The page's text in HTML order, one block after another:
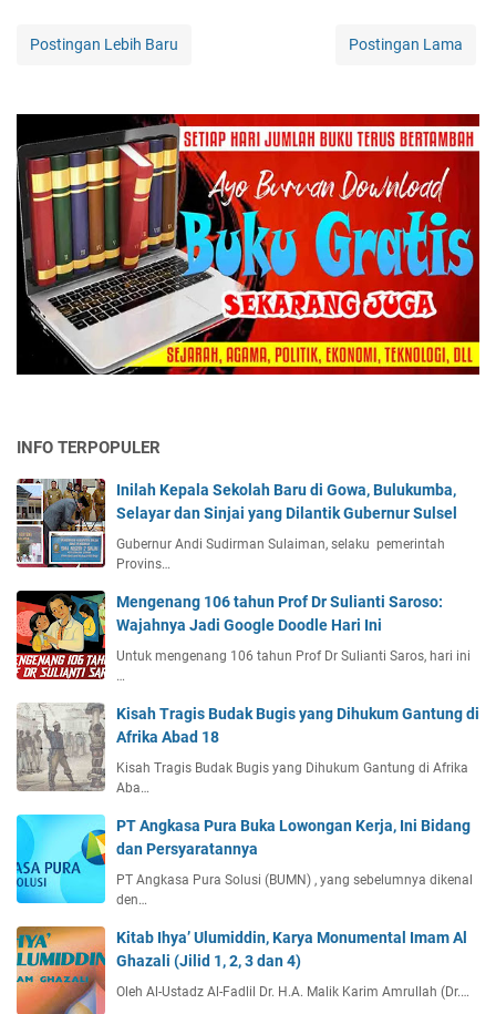
Postingan Lebih Baru Postingan Lama
INFO TERPOPULER
Inilah Kepala Sekolah Baru di Gowa, Bulukumba,
Selayar dan Sinjai yang Dilantik Gubernur Sulsel
Gubernur Andi Sudirman Sulaiman, selaku pemerintah
Provins…
Mengenang 106 tahun Prof Dr Sulianti Saroso:
Wajahnya Jadi Google Doodle Hari Ini
Untuk mengenang 106 tahun Prof Dr Sulianti Saros, hari ini
…
Kisah Tragis Budak Bugis yang Dihukum Gantung di
Afrika Abad 18
Kisah Tragis Budak Bugis yang Dihukum Gantung di Afrika
Aba…
PT Angkasa Pura Buka Lowongan Kerja, Ini Bidang
dan Persyaratannya
PT Angkasa Pura Solusi (BUMN) , yang sebelumnya dikenal
den…
Kitab Ihya’ Ulumiddin, Karya Monumental Imam Al
Ghazali (Jilid 1, 2, 3 dan 4)
Oleh Al-Ustadz Al-Fadlil Dr. H.A. Malik Karim Amrullah (Dr.…